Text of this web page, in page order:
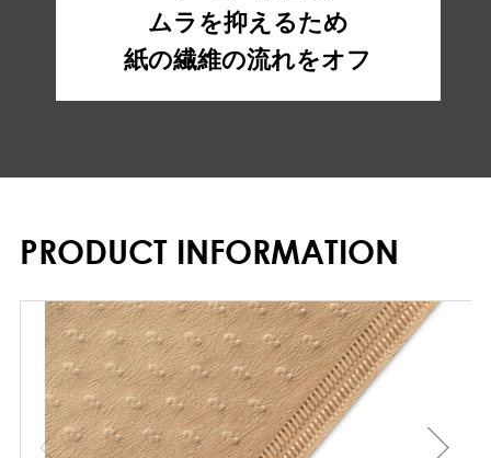
ムラを抑えるため
紙の繊維の流れをオフ
PRODUCT INFORMATION